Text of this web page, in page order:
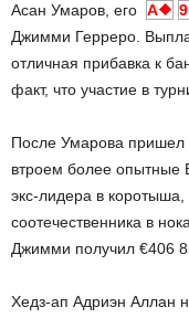
Асан Умаров, его A 9
Джимми Герреро.
отличная прибавка к
факт, что участие в
После Умарова пришел
втроем более опытные
экс-лидера в коротыша,
соотечественника в
Джимми получил €406
Хедз-ап Адриэн Аллан